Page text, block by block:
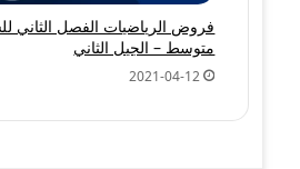
فروض الرياضيات الفصل الثاني
متوسط – الجيل الثاني
2021-04-12